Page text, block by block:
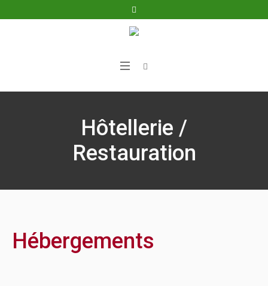
Hôtellerie /
Restauration
Hébergements